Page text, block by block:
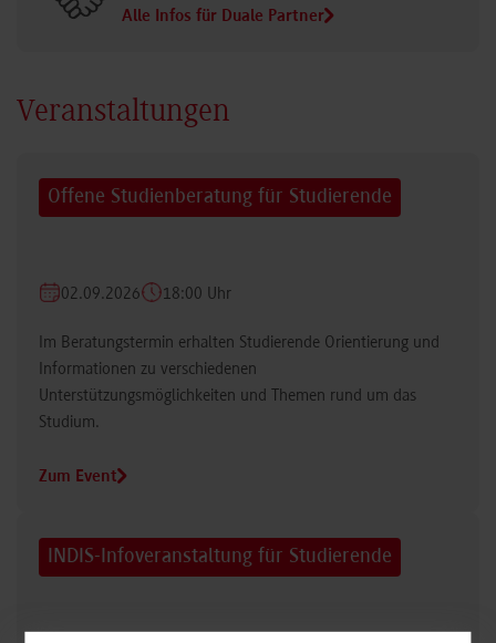
Alle Infos für Duale Partner
Veranstaltungen
Offene Studienberatung für Studierende
02.09.2026 18:00 Uhr
Im Beratungstermin erhalten Studierende Orientierung und
Informationen zu verschiedenen
Unterstützungsmöglichkeiten und Themen rund um das
Studium.
Zum Event
INDIS-Infoveranstaltung für Studierende